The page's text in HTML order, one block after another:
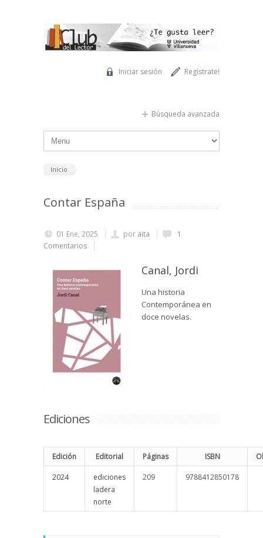
Regístrate!
Iniciar sesión
Búsqueda avanzada
Inicio
Contar España
01 Ene, 2025 por aita
1
Comentarios
Canal, Jordi
Una historia
Contemporánea en
doce novelas.
Ediciones
Edición Editorial Páginas ISBN
2024
ediciones
ladera
norte
209 9788412850178